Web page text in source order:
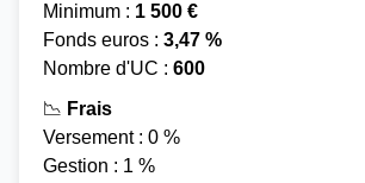
Minimum : 1 500 €
Fonds euros : 3,47 %
Nombre d'UC : 600
📉 Frais
Versement : 0 %
Gestion : 1 %